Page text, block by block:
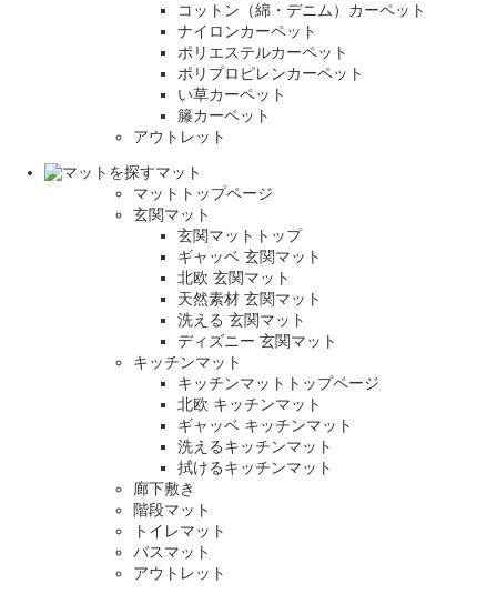
コットン（綿・デニム）カーペット
ナイロンカーペット
ポリエステルカーペット
ポリプロピレンカーペット
い草カーペット
籐カーペット
アウトレット
マット
マットトップページ
玄関マット
玄関マットトップ
ギャッベ 玄関マット
北欧 玄関マット
天然素材 玄関マット
洗える 玄関マット
ディズニー 玄関マット
キッチンマット
キッチンマットトップページ
北欧 キッチンマット
ギャッベ キッチンマット
洗えるキッチンマット
拭けるキッチンマット
廊下敷き
階段マット
トイレマット
バスマット
アウトレット